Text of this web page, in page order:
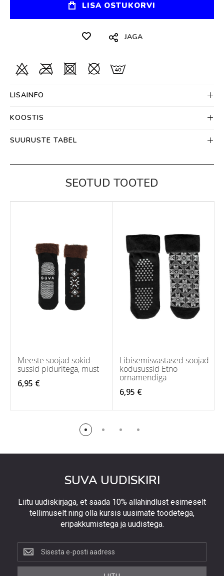
LISA OSTUKORVI
JAGA
LISAINFO
KOOSTIS
SUURUSTE TABEL
SEOTUD TOOTED
Meeste soojad sokid-
sussid piduritega, must
6,95 €
Libisemisvastased soojad
kodusussid Etno
ornamendiga
6,95 €
SUVA UUDISKIRI
Liitu uudiskirjaga, et saada 10% allahindlust esimeselt
tellimuselt ning olla kursis uusimate toodetega,
eripakkumistega ja uudistega.
Liitu
uudiskirjaga,
et